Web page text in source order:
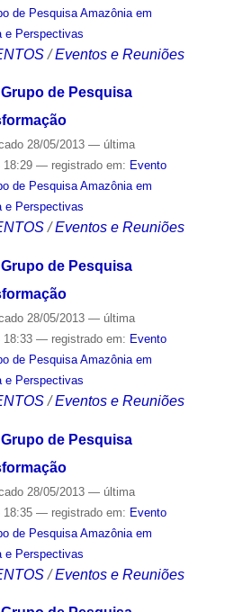
de Pesquisa Amazônia em
e Perspectivas
/Eventos e Reuniões
de Pesquisa
28/05/2013 — última
18:29 — registrado em: Evento
de Pesquisa Amazônia em
e Perspectivas
/Eventos e Reuniões
de Pesquisa
28/05/2013 — última
18:33 — registrado em: Evento
de Pesquisa Amazônia em
e Perspectivas
/Eventos e Reuniões
de Pesquisa
28/05/2013 — última
18:35 — registrado em: Evento
de Pesquisa Amazônia em
e Perspectivas
/Eventos e Reuniões